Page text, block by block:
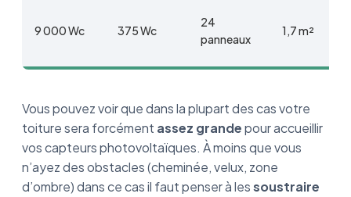
9 000 Wc 375 Wc
24
panneaux
1,7 m²
Vous pouvez voir que dans la plupart des cas votre
toiture sera forcément assez grandepour accueillir
vos capteurs photovoltaïques. À moins que vous
n’ayez des obstacles (cheminée, velux, zone
d’ombre) dans ce cas il faut penser à lessoustraire